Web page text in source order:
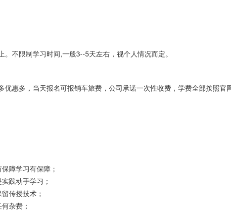
不限制学习时间,一般3--5天左右，视个人情况而定。
优惠多，当天报名可报销车旅费，公司承诺一次性收费，学费全部按照官
障学习有保障；
践动手学习；
传授技术；
杂费；